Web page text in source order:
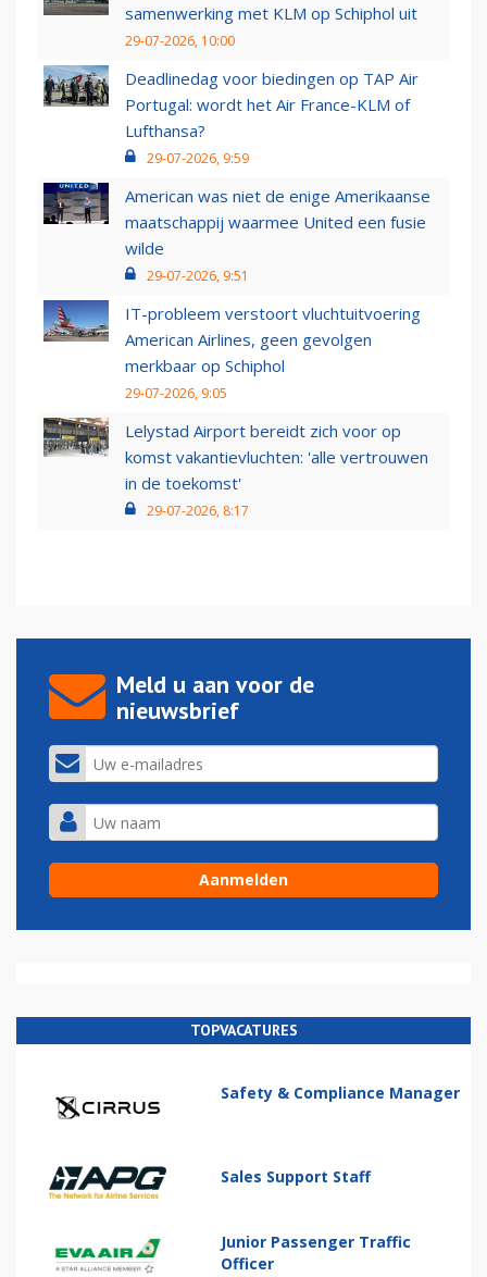
samenwerking met KLM op Schiphol uit
29-07-2026, 10:00
Deadlinedag voor biedingen op TAP Air
Portugal: wordt het Air France-KLM of
Lufthansa?
29-07-2026, 9:59
American was niet de enige Amerikaanse
maatschappij waarmee United een fusie
wilde
29-07-2026, 9:51
IT-probleem verstoort vluchtuitvoering
American Airlines, geen gevolgen
merkbaar op Schiphol
29-07-2026, 9:05
Lelystad Airport bereidt zich voor op
komst vakantievluchten: 'alle vertrouwen
in de toekomst'
29-07-2026, 8:17
Meld u aan voor de
nieuwsbrief
TOPVACATURES
Safety & Compliance Manager
Sales Support Staff
Junior Passenger Traffic
Officer